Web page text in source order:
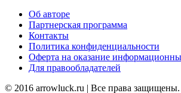
Об авторе
Партнерская программа
Контакты
Политика конфиденциальности
Оферта на оказание
Для правообладателей
© 2016 arrowluck.ru | Все права